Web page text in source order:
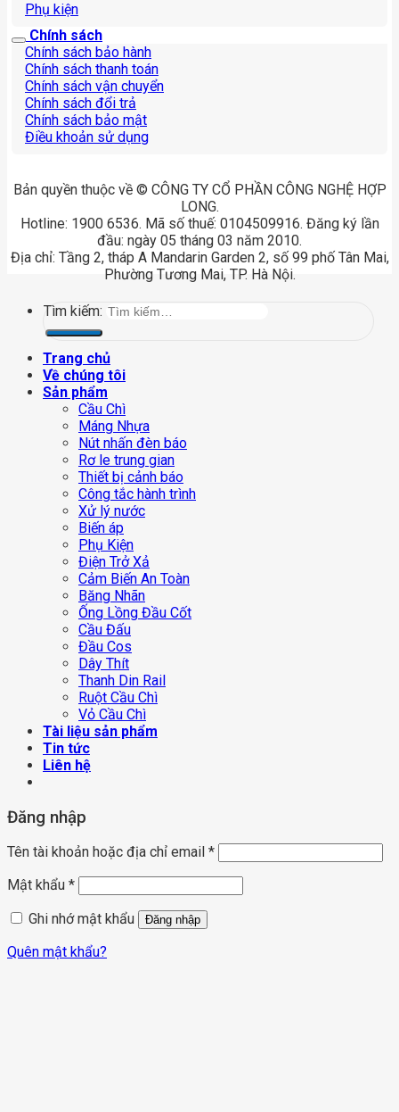
Phụ kiện
Chính sách
Chính sách bảo hành
Chính sách thanh toán
Chính sách vận chuyển
Chính sách đổi trả
Chính sách bảo mật
Điều khoản sử dụng
Bản quyền thuộc về © CÔNG TY CỔ PHẦN CÔNG NGHỆ HỢP
LONG.
Hotline: 1900 6536. Mã số thuế: 0104509916. Đăng ký lần
đầu: ngày 05 tháng 03 năm 2010.
Địa chỉ: Tầng 2, tháp A Mandarin Garden 2, số 99 phố Tân Mai,
Phường Tương Mai, TP. Hà Nội.
Tìm kiếm:
Trang chủ
Về chúng tôi
Sản phẩm
Cầu Chì
Máng Nhựa
Nút nhấn đèn báo
Rơ le trung gian
Thiết bị cảnh báo
Công tắc hành trình
Xử lý nước
Biến áp
Phụ Kiện
Điện Trở Xả
Cảm Biến An Toàn
Băng Nhãn
Ống Lồng Đầu Cốt
Cầu Đấu
Đầu Cos
Dây Thít
Thanh Din Rail
Ruột Cầu Chì
Vỏ Cầu Chì
Tài liệu sản phẩm
Tin tức
Liên hệ
Đăng nhập
Tên tài khoản hoặc địa chỉ email *
Mật khẩu *
Ghi nhớ mật khẩu
Đăng nhập
Quên mật khẩu?